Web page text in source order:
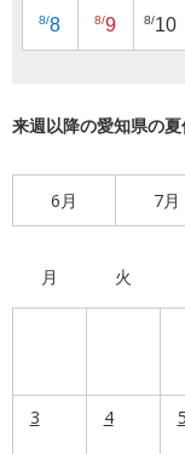
8/8 8/9 8/10
来週以降の愛知県の
6月 7月
月 火
3 4 5